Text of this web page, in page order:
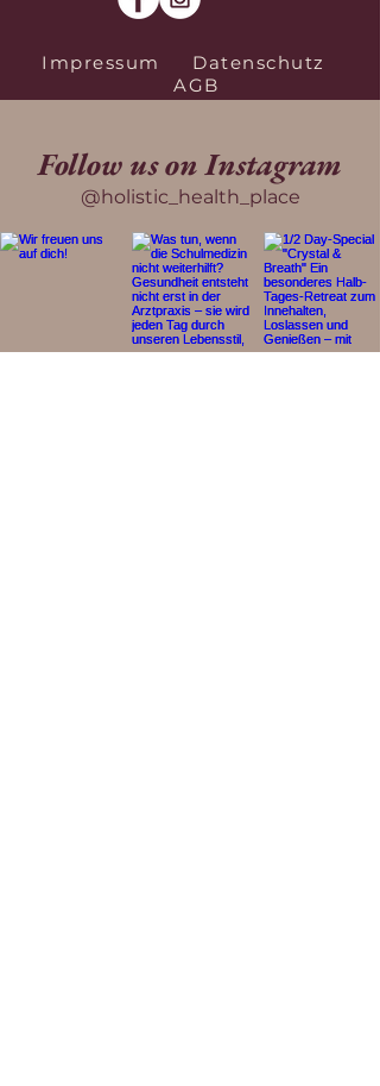
Impressum
Datenschutz
AGB
Follow us on Instagram
@holistic_health_place